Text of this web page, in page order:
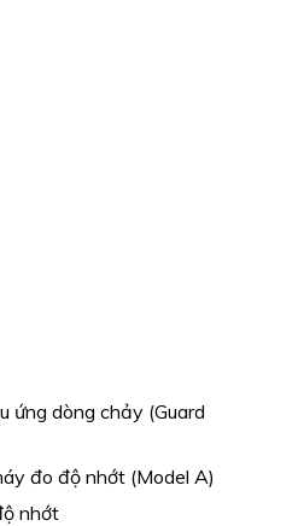
ứng dòng chảy (Guard
đo độ nhớt (Model A)
nhớt